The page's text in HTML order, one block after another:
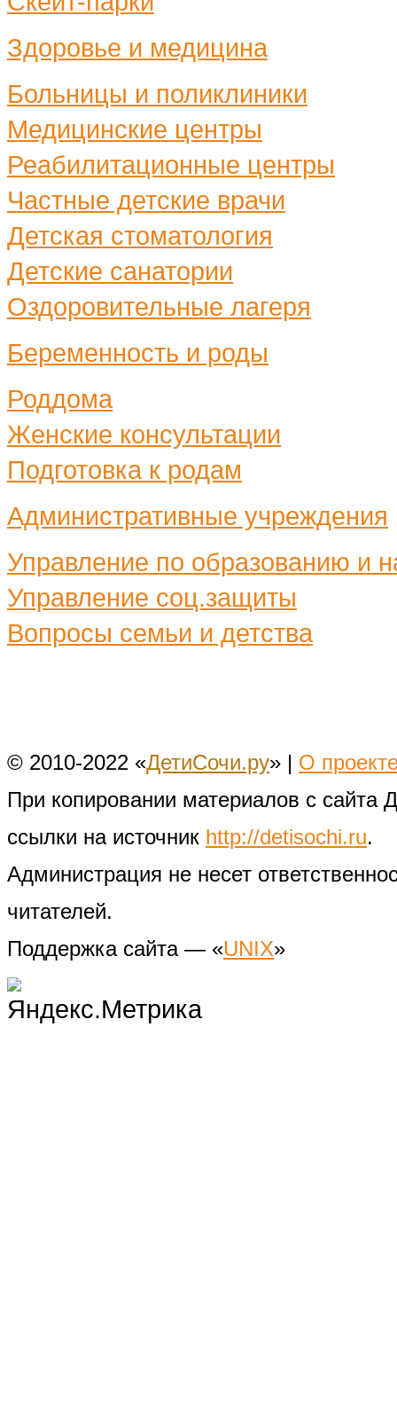
Здоровье и медицина
Больницы и поликлиники
Медицинские центры
Реабилитационные центры
Частные детские врачи
Детская стоматология
Детские санатории
Оздоровительные лагеря
Беременность и роды
Роддома
Женские консультации
Подготовка к родам
Административные учреждения
Управление по образованию и
Управление соц.защиты
Вопросы семьи и детства
© 2010-2022 «ДетиСочи.ру» | О
При копировании материалов с сайта
ссылки на источник http://detisochi.ru.
Администрация не несет
читателей.
Поддержка сайта — «UNIX»